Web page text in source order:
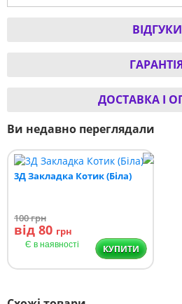
ВІДГУКИ
ДОСТАВКА І
Ви недавно переглядали
3Д Закладка Котик (Біла)
100грн
від 80 грн
Є в наявності КУПИТИ